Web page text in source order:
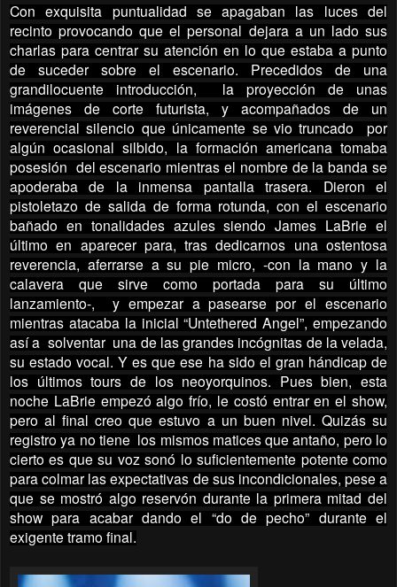
Con exquisita puntualidad se apagaban las luces del
recinto provocando que el personal dejara a un lado sus
charlas para centrar su atención en lo que estaba a punto
de suceder sobre el escenario. Precedidos de una
grandilocuente introducción, la proyección de unas
imágenes de corte futurista, y acompañados de un
reverencial silencio que únicamente se vio truncado por
algún ocasional silbido, la formación americana tomaba
posesión del escenario mientras el nombre de la banda se
apoderaba de la inmensa pantalla trasera. Dieron el
pistoletazo de salida de forma rotunda, con el escenario
bañado en tonalidades azules siendo James LaBrie el
último en aparecer para, tras dedicarnos una ostentosa
reverencia, aferrarse a su pie micro, -con la mano y la
calavera que sirve como portada para su último
lanzamiento-, y empezar a pasearse por el escenario
mientras atacaba la inicial “Untethered Angel”, empezando
así a solventar una de las grandes incógnitas de la velada,
su estado vocal. Y es que ese ha sido el gran hándicap de
los últimos tours de los neoyorquinos. Pues bien, esta
noche LaBrie empezó algo frío, le costó entrar en el show,
pero al final creo que estuvo a un buen nivel. Quizás su
registro ya no tiene los mismos matices que antaño, pero lo
cierto es que su voz sonó lo suficientemente potente como
para colmar las expectativas de sus incondicionales, pese a
que se mostró algo reservón durante la primera mitad del
show para acabar dando el “do de pecho” durante el
exigente tramo final.